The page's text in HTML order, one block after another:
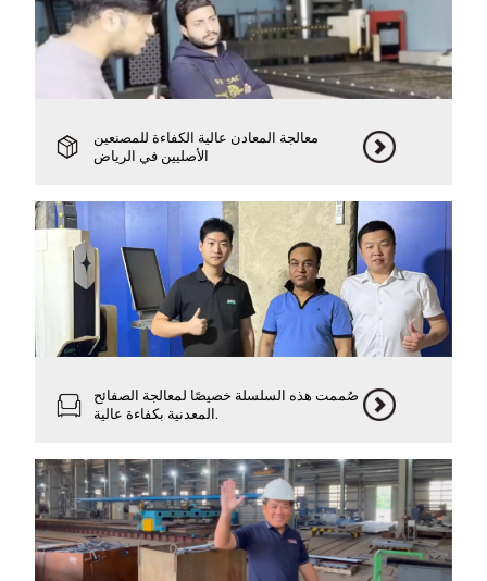
معالجة المعادن عالية الكفاءة للمصنعين
الأصليين في الرياض
صُممت هذه السلسلة خصيصًا لمعالجة الصفائح
المعدنية بكفاءة عالية.